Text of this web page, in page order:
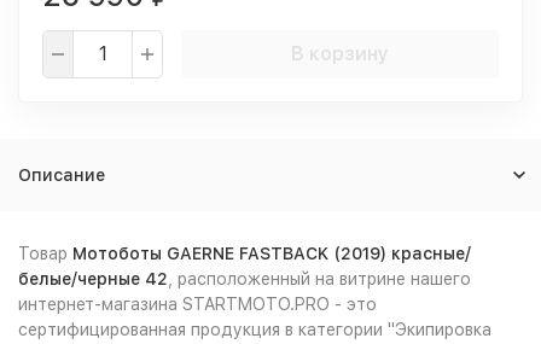
В корзину
Описание
Товар Мотоботы GAERNE FASTBACK (2019) красные/
белые/черные 42 , расположенный на витрине нашего
интернет-магазина STARTMOTO.PRO - это
сертифицированная продукция в категории "Экипировка